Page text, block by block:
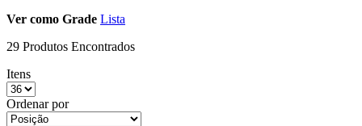
Quenox
Ver como Grade Lista
29 Produtos Encontrados
Itens
Ordenar por